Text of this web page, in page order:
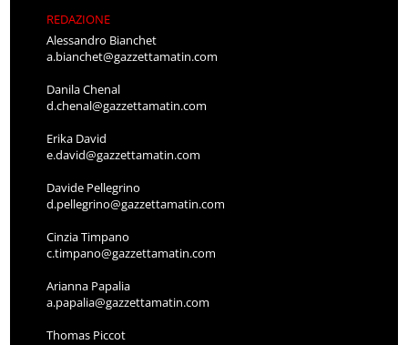
REDAZIONE
Alessandro Bianchet
a.bianchet@gazzettamatin.com
Danila Chenal
d.chenal@gazzettamatin.com
Erika David
e.david@gazzettamatin.com
Davide Pellegrino
d.pellegrino@gazzettamatin.com
Cinzia Timpano
c.timpano@gazzettamatin.com
Arianna Papalia
a.papalia@gazzettamatin.com
Thomas Piccot